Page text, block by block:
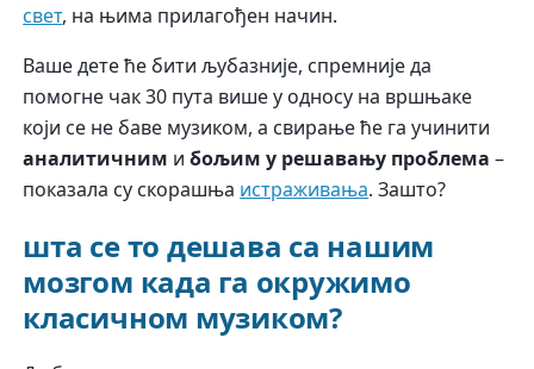
свет, на њима прилагођен начин.
Ваше дете ће бити љубазније, спремније да
помогне чак 30 пута више у односу на вршњаке
који се не баве музиком, а свирање ће га учинити
аналитичним ибољим у решавању проблема –
показала су скорашња истраживања. Зашто?
шта се то дешава са нашим
мозгом када га окружимо
класичном музиком?